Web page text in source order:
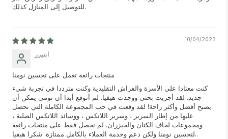
للتوصيل إلى المنازل كذلك.
10/04/2023
ابنيزر
منتجات رائعة تعمل على تحسين نومنا
كنت معتادا على الأسرة والفراش التقليدية وكنت مترددا في تجربة شيء
جديد. لقد أجريت بحثي ووجدت هيفيا. لم أتوقع أبدا أن نومي يمكن أن
يصبح أفضل وأكثر راحة! لقد وقعت في حب المجموعة الكاملة التي نحصل
عليها من إطار السرير ، وسرير اللاتكس ، ووسائد اللاتكس الصلبة ،
ومجموعات لحاف الكتان والخيزران. لم نحصل فقط على منتجات رائعة
لتحسين نومنا ولكن دعم وخدمة العملاء بالكامل ممتازة. شكرا هيفيا..